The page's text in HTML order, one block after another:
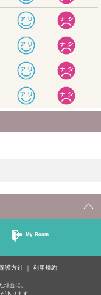
My Room
護方針 利用規約
合に、